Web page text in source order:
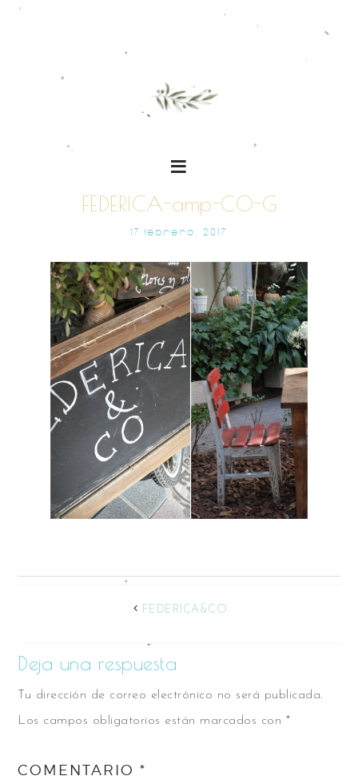
FEDERICA-amp-CO-G
17 FEBRERO, 2017
FEDERICA&CO
Deja una respuesta
Tu dirección de correo electrónico no será publicada.
Los campos obligatorios están marcados con *
COMENTARIO*